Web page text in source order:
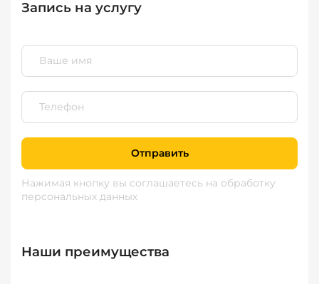
Запись на услугу
Отправить
Нажимая кнопку вы соглашаетесь на обработку
персональных данных
Наши преимущества